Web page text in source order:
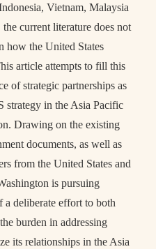
Vietnam, Malaysia
current literature does not
how the United States
article attempts to fill this
of strategic partnerships as
strategy in the Asia Pacific
Drawing on the existing
documents, as well as
from the United States and
is pursuing
a deliberate effort to both
burden in addressing
its relationships in the Asia